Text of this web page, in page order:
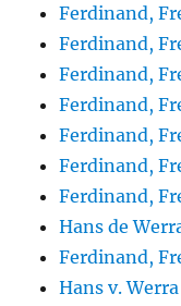
Ferdinand,
Ferdinand,
Ferdinand,
Ferdinand,
Ferdinand,
Ferdinand,
Ferdinand,
Hans de
Ferdinand,
Hans v.